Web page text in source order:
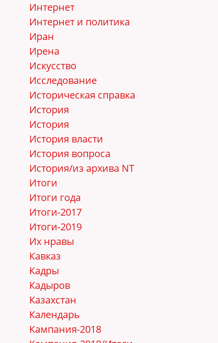
Интернет
Интернет и политика
Иран
Ирена
Искусство
Исследование
Историческая справка
История
История
История власти
История вопроса
История/из архива NT
Итоги
Итоги года
Итоги-2017
Итоги-2019
Их нравы
Кавказ
Кадры
Кадыров
Казахстан
Календарь
Кампания-2018